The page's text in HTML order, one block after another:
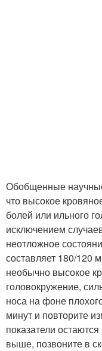
Обобщенные
что высокое
болей или ильного
исключением
неотложное
составляет 180/120
необычно высокое
головокружение,
носа на фоне
минут и повторите
показатели
выше, позвоните в